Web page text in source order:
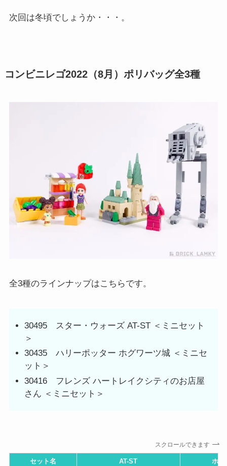
次回は冬頃でしょうか・・・。
コンビニレゴ2022（8月）ポリバッグ全3種
全3種のラインナップはこちらです。
30495 スター・ウォーズ AT-ST ＜ミニセット
＞
30435 ハリーポッター ホグワーツ城 ＜ミニセ
ット＞
30416 フレンズ ハートレイクシティのお店屋
さん ＜ミニセット＞
スクロールできます
セット名 AT-ST ホグ